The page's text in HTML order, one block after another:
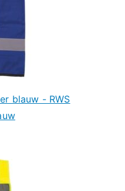
blauw - RWS